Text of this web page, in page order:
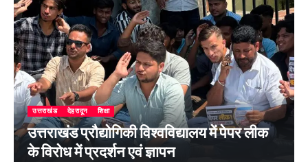
उत्तराखंड देहरादून शिक्षा
उत्तराखंड प्रौद्योगिकी विश्वविद्यालय में पेपर लीक
के विरोध में प्रदर्शन एवं ज्ञापन